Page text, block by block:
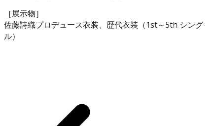
［展示物］
佐藤詩織プロデュース衣装、歴代衣装（1st～5th シング
ル）